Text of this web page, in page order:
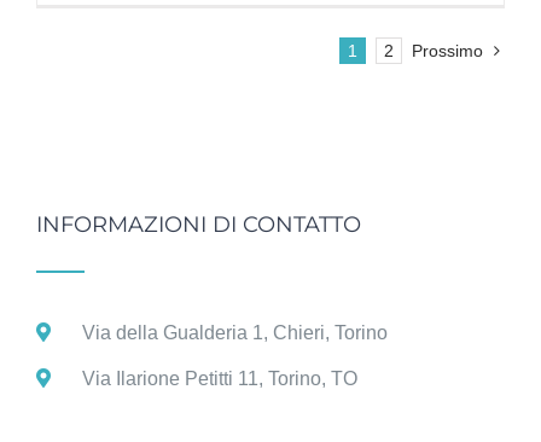
1 2 Prossimo
INFORMAZIONI DI CONTATTO
Via della Gualderia 1, Chieri, Torino
Via Ilarione Petitti 11, Torino, TO